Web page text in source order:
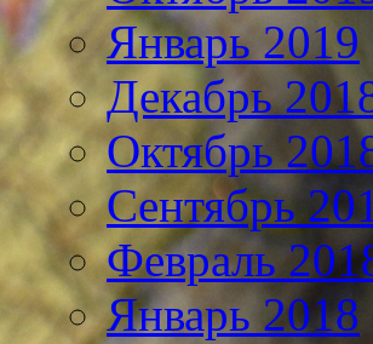
Январь 2019
Декабрь
Октябрь
Сентябрь
Февраль
Январь 2018